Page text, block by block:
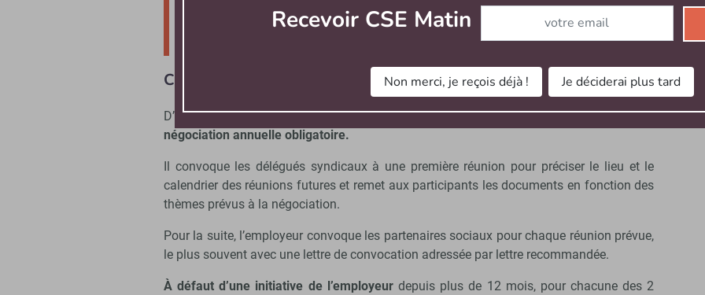
obligatoire est conduite, à savoir au niveau des divisions opérationnelles de
l’entreprise, elle considère dans unarrêt du 3 avril 2024
que l’employeur a respecté
CSE et mise en place des NAO
D’après l’article L2242-14 du Code du travail,c’est à l’employeur de mettre en place la
négociation annuelle obligatoire.
Il convoque les délégués syndicaux à une première réunion pour préciser le lieu et le
calendrier des réunions futures et remet aux participants les documents en fonction des
thèmes prévus à la négociation.
Pour la suite, l’employeur convoque les partenaires sociaux pour chaque réunion prévue,
le plus souvent avec une lettre de convocation adressée par lettre recommandée.
À défaut d’une initiative de l’employeurdepuis plus de 12 mois, pour chacune des 2
Recevoir CSE Matin Abonnez-vous à notre newsletter
Non merci, je reçois déjà ! Je déciderai plus tard